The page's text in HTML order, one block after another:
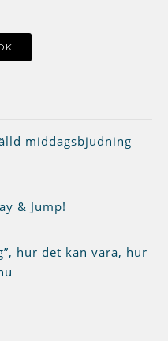
middagsbjudning
& Jump!
hur det kan vara, hur